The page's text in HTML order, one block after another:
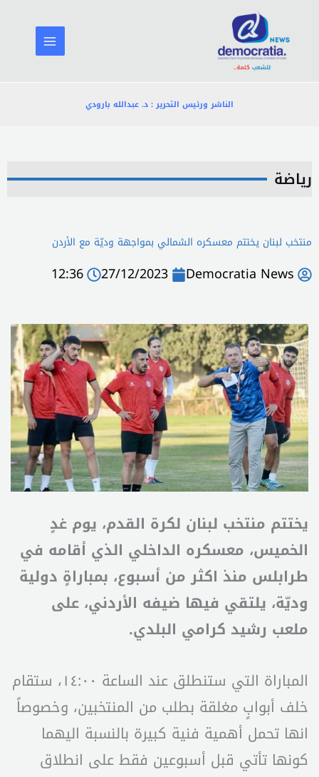
المحتوى
الناشر ورئيس التحرير : د. عبدالله بارودي
رياضة
منتخب لبنان يختتم معسكره الشمالي بمواجهة وديّة مع الأردن
Democratia News
27/12/2023
12:36
يختتم منتخب لبنان لكرة القدم، يوم غدٍ
الخميس، معسكره الداخلي الذي أقامه في
طرابلس منذ اكثر من أسبوع، بمباراةٍ دولية
وديّة، يلتقي فيها ضيفه الأردني، على
ملعب رشيد كرامي البلدي.
المباراة التي ستنطلق عند الساعة ١٤:٠٠، ستقام
خلف أبوابٍ مغلقة بطلب من المنتخبين، وخصوصاً
انها تحمل أهمية فنية كبيرة بالنسبة اليهما
كونها تأتي قبل أسبوعين فقط على انطلاق